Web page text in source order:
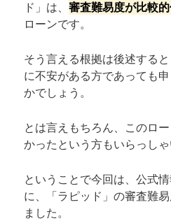
ド」は、審査難易度が比較
ローンです。
そう言える根拠は後述する
に不安がある方であっても
かでしょう。
とは言えもちろん、このロ
かったという方もいらっしゃ
ということで今回は、公式
に、「ラピッド」の審査難
ました。